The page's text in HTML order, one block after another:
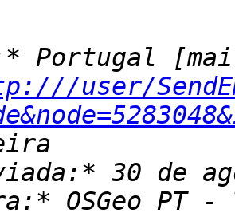
user/
OSGeo PT -